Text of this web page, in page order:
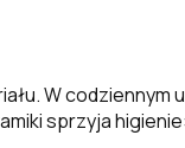
W
sprzyja